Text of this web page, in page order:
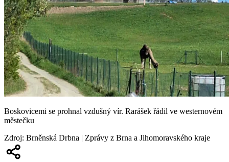
Boskovicemi se prohnal vzdušný vír. Rarášek řádil ve westernovém
městečku
Zdroj: Brněnská Drbna | Zprávy z Brna a Jihomoravského kraje